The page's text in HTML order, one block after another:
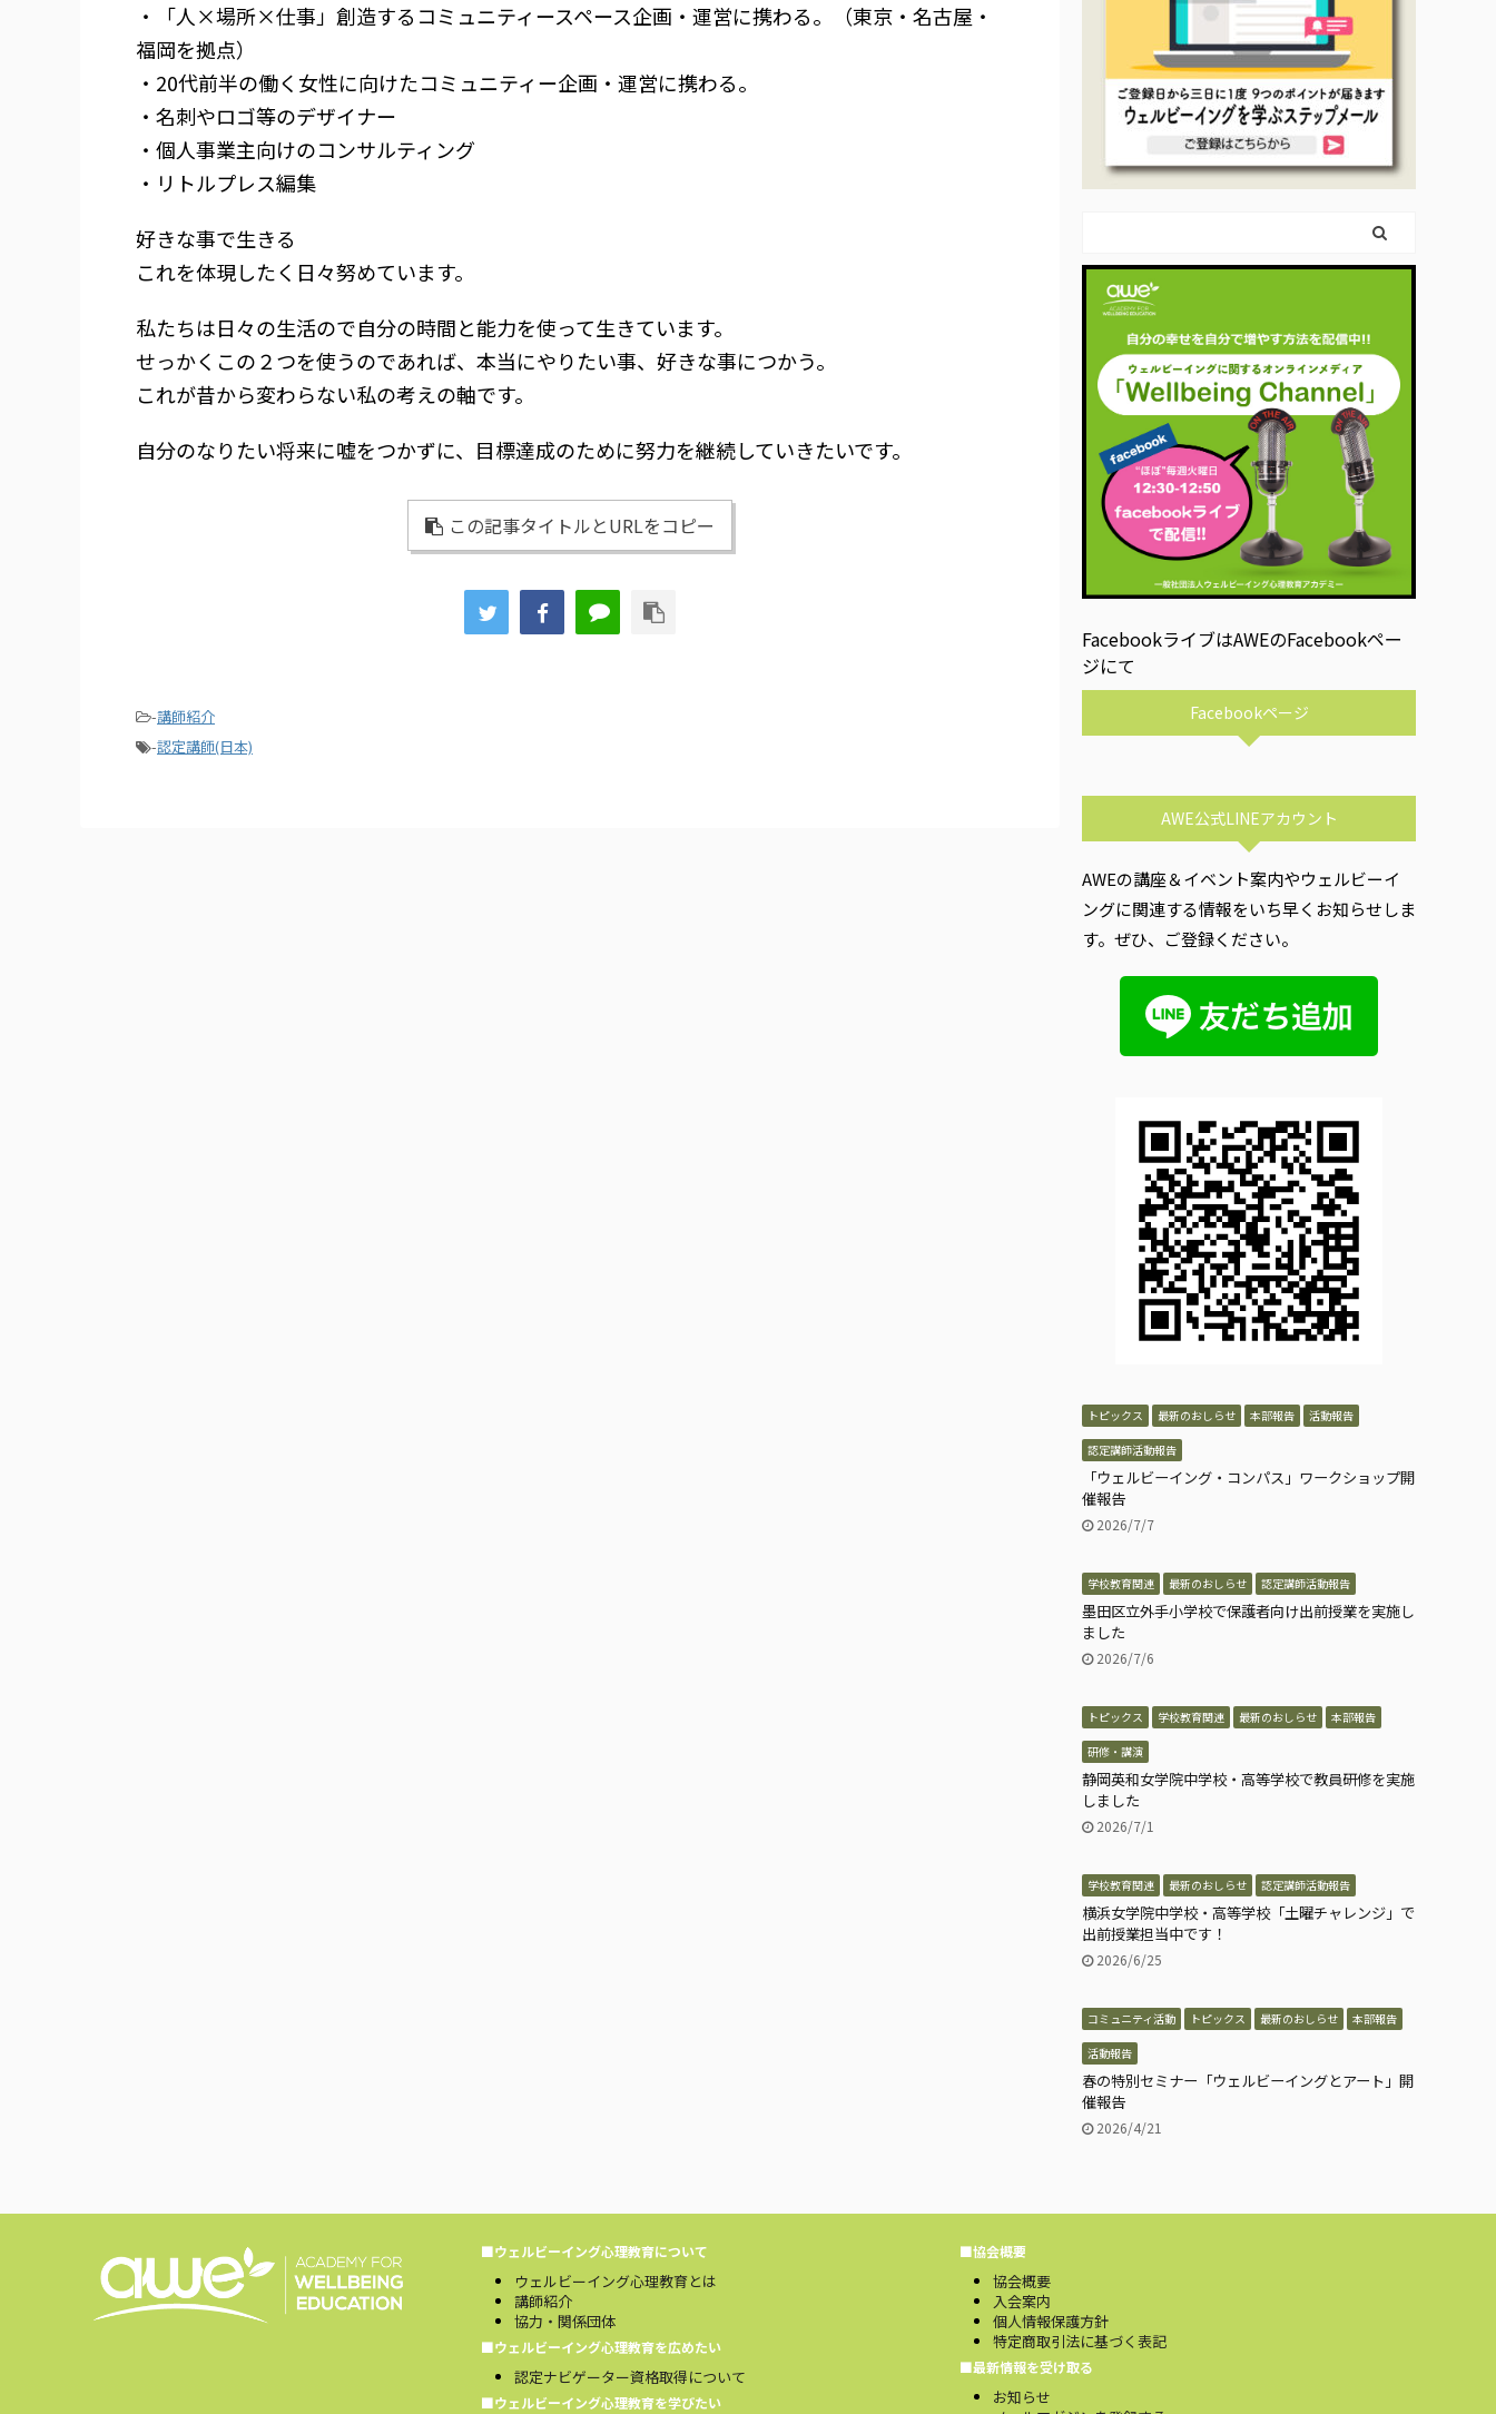
・「人×場所×仕事」創造するコミュニティースペース企画・運営に携わる。（東京・名古屋・
福岡を拠点）
・20代前半の働く女性に向けたコミュニティー企画・運営に携わる。
・名刺やロゴ等のデザイナー
・個人事業主向けのコンサルティング
・リトルプレス編集
好きな事で生きる
これを体現したく日々努めています。
私たちは日々の生活ので自分の時間と能力を使って生きています。
せっかくこの２つを使うのであれば、本当にやりたい事、好きな事につかう。
これが昔から変わらない私の考えの軸です。
自分のなりたい将来に嘘をつかずに、目標達成のために努力を継続していきたいです。
この記事タイトルとURLをコピー
-講師紹介
-認定講師(日本)
FacebookライブはAWEのFacebookペー
ジにて
Facebookページ
AWE公式LINEアカウント
AWEの講座＆イベント案内やウェルビーイ
ングに関連する情報をいち早くお知らせしま
す。ぜひ、ご登録ください。
トピックス 最新のおしらせ 本部報告 活動報告
認定講師活動報告
「ウェルビーイング・コンパス」ワークショップ開
催報告
2026/7/7
学校教育関連 最新のおしらせ 認定講師活動報告
墨田区立外手小学校で保護者向け出前授業を実施し
ました
2026/7/6
トピックス 学校教育関連 最新のおしらせ 本部報告
研修・講演
静岡英和女学院中学校・高等学校で教員研修を実施
しました
2026/7/1
学校教育関連 最新のおしらせ 認定講師活動報告
横浜女学院中学校・高等学校「土曜チャレンジ」で
出前授業担当中です！
2026/6/25
コミュニティ活動 トピックス 最新のおしらせ 本部報告
活動報告
春の特別セミナー「ウェルビーイングとアート」開
催報告
2026/4/21
■ウェルビーイング心理教育について
ウェルビーイング心理教育とは
講師紹介
協力・関係団体
■ウェルビーイング心理教育を広めたい
認定ナビゲーター資格取得について
■ウェルビーイング心理教育を学びたい
■協会概要
協会概要
入会案内
個人情報保護方針
特定商取引法に基づく表記
■最新情報を受け取る
お知らせ